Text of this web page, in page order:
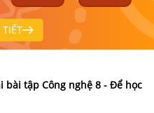
bài tập Công nghệ 8 - Để học